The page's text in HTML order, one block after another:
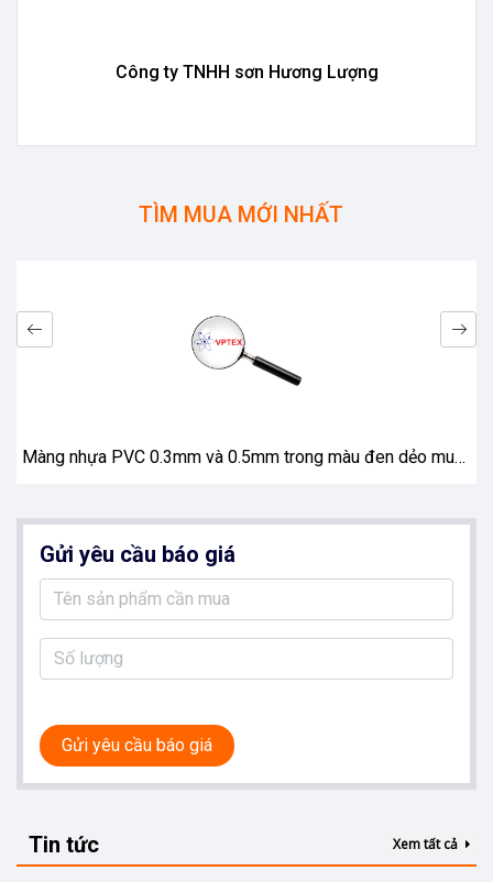
Công ty TNHH sơn Hương Lượng
TÌM MUA MỚI NHẤT
Màng nhựa PVC 0.3mm và 0.5mm trong màu đen dẻo mua ở đâu."
Gửi yêu cầu báo giá
Gửi yêu cầu báo giá
Tin tức Xem tất cả